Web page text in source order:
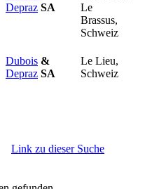
Depraz SA
Le
Brassus,
Schweiz
Dubois &
Depraz SA
Le Lieu,
Schweiz
Link zu dieser Suche